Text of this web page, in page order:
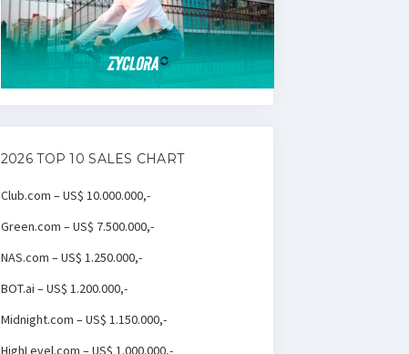
2026 TOP 10 SALES CHART
Club.com – US$ 10.000.000,-
Green.com – US$ 7.500.000,-
NAS.com – US$ 1.250.000,-
BOT.ai – US$ 1.200.000,-
Midnight.com – US$ 1.150.000,-